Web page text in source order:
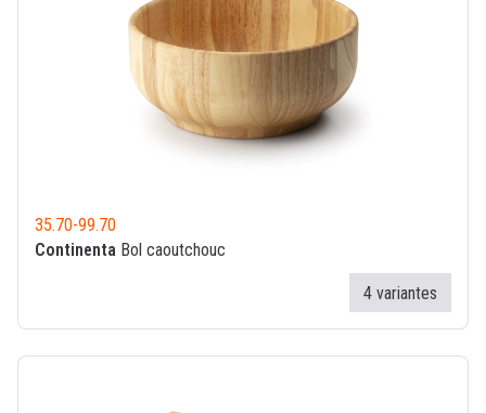
35.70-99.70
Continenta Bol caoutchouc
4 variantes